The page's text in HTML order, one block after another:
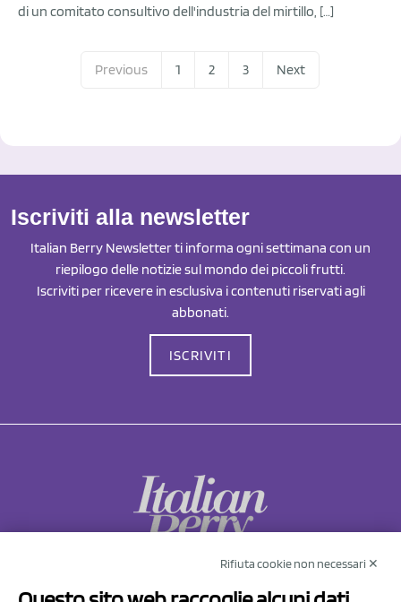
di un comitato consultivo dell'industria del mirtillo, […]
Previous 1 2 3 Next
Iscriviti alla newsletter
Italian Berry Newsletter ti informa ogni settimana con un
riepilogo delle notizie sul mondo dei piccoli frutti.
Iscriviti per ricevere in esclusiva i contenuti riservati agli
abbonati.
ISCRIVITI
Rifiuta cookie non necessari ✕